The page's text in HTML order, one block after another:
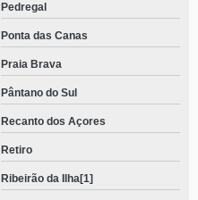
Pedregal
Ponta das Canas
Praia Brava
Pântano do Sul
Recanto dos Açores
Retiro
Ribeirão da Ilha[1]